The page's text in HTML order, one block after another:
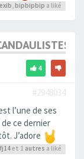
, bipbipbip a liké
4
#2948034
l’une de ses
ce dernier
J’adore
et 1 autres a liké